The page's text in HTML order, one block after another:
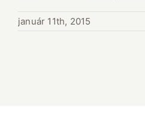
január 11th, 2015